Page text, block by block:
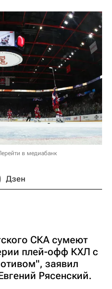
в медиабанк
Дзен
СКА сумеют
плей-офф КХЛ с
заявил
Рясенский.